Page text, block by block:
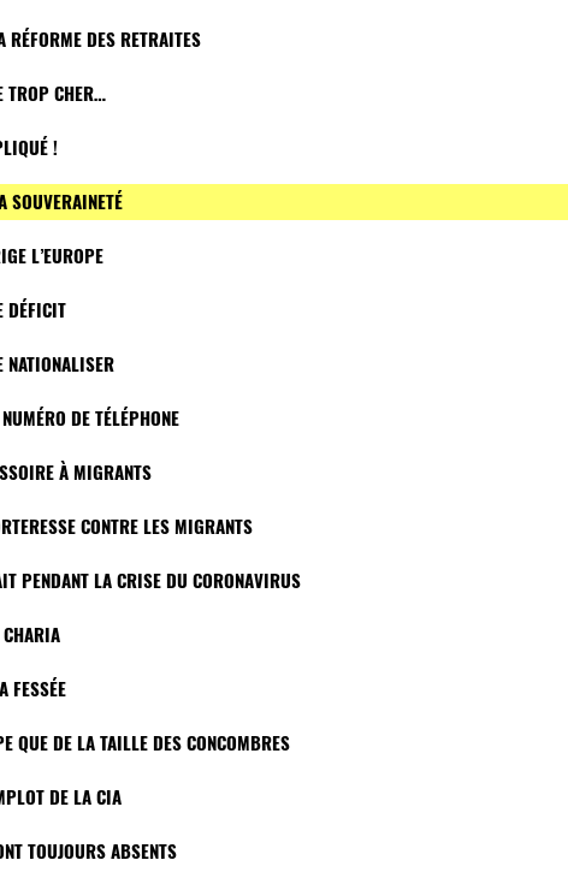
DES RETRAITES
TROP CHER…
!
SOUVERAINETÉ
L’EUROPE
DÉFICIT
NATIONALISER
DE TÉLÉPHONE
À MIGRANTS
CONTRE LES MIGRANTS
PENDANT LA CRISE DU CORONAVIRUS
FESSÉE
QUE DE LA TAILLE DES CONCOMBRES
DE LA CIA
TOUJOURS ABSENTS